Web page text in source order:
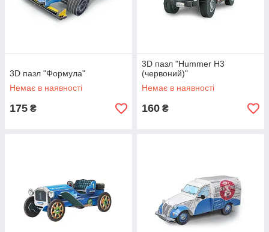
3D пазл "Формула"
Немає в наявності
175 ₴
3D пазл "Hummer H3
(червоний)"
Немає в наявності
160 ₴